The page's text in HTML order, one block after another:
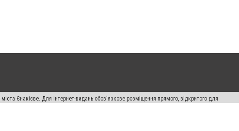
Єнакієве. Для інтернет-видань обов'язкове розміщення прямого, відкритого для